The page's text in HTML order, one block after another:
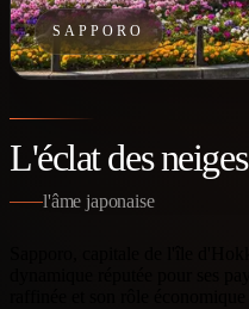
SAPPORO
L'éclat des neiges
l'âme japonaise